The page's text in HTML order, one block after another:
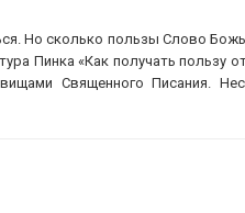
Но сколько пользы Слово
Пинка «Как получать пользу
Священного Писания.